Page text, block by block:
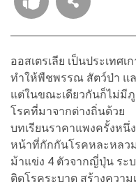
ออสเตรเลีย เป็นประเท
ทำให้พืชพรรณ สัตว์ป่า แ
แต่ในขณะเดียวกันก็ไม่มี
โรคที่มาจากต่างถิ่นด้วย
บทเรียนราคาแพงครั้งหนึ่
หน้าที่กักกันโรคหละหลว
ม้าแข่ง 4 ตัวจากญี่ปุ่น ระ
ติดโรคระบาด สร้างควา